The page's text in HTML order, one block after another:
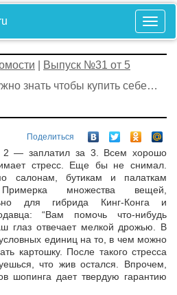
Выпуск №31 от 5
знать чтобы купить себе…
Поделиться
2 — заплатил за 3. Всем хорошо
стресс. Еще бы не снимал.
салонам, бутикам и палаткам
множества вещей,
для гибрида Кинг-Конга и
“Вам помочь что-нибудь
глаз отвечает мелкой дрожью. В
единиц на то, в чем можно
картошку. После такого стресса
что жив остался. Впрочем,
шопинга дает твердую гарантию